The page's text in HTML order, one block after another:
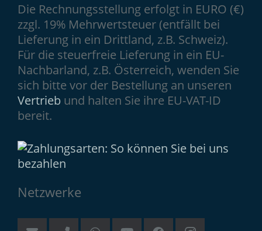
Die Rechnungsstellung erfolgt in EURO (€)
zzgl. 19% Mehrwertsteuer (entfällt bei
Lieferung in ein Drittland, z.B. Schweiz).
Für die steuerfreie Lieferung in ein EU-
Nachbarland, z.B. Österreich, wenden Sie
sich bitte vor der Bestellung an unseren
Vertrieb und halten Sie ihre EU-VAT-ID
bereit.
Netzwerke